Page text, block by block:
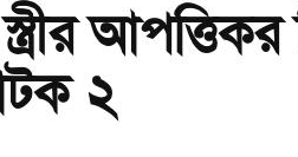
স্ত্রীর
২